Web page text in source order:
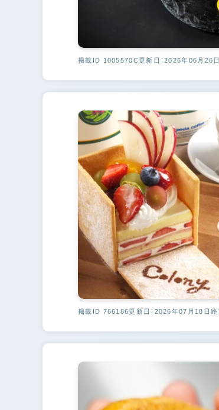
掲載ID 1005570C更新日：2026年06月26
掲載ID 766186更新日：2026年07月18日 終